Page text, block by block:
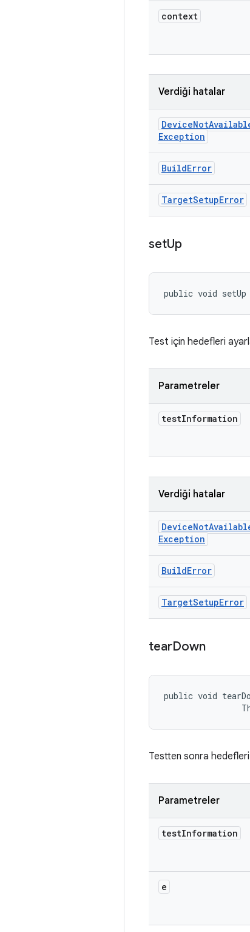
context
Verdiği hatalar
DeviceNot
Exception
BuildError
TargetSetupError
setUp
public void
Test için hedefleri
Parametreler
testInformation
Verdiği hatalar
DeviceNot
Exception
BuildError
TargetSetupError
tearDown
public void
Testten sonra
Parametreler
testInformation
e